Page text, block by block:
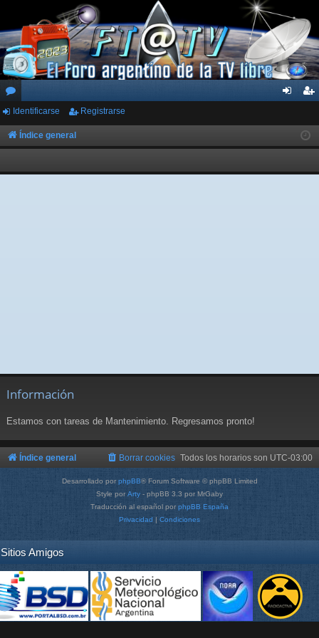
or
os
ar
ist
rs
Identificarse Registrarse
Índice general
Información
Estamos con tareas de Mantenimiento. Regresamos pronto!
Índice general Todos los horarios son UTC-03:00
Borrar cookies
Desarrollado por phpBB® Forum Software © phpBB Limited
Style por Arty - phpBB 3.3 por MrGaby
Traducción al español por phpBB España
Privacidad | Condiciones
Sitios Amigos